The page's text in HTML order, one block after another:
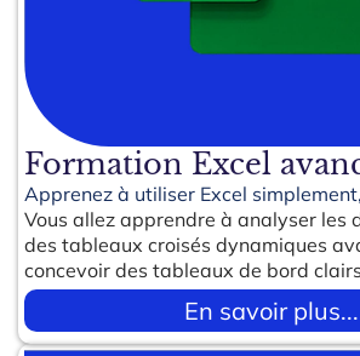
Formation Excel
Apprenez à utiliser Excel
Vous allez apprendre à analyser les
des tableaux croisés dynamiques
concevoir des tableaux de bord
En savoir plus...